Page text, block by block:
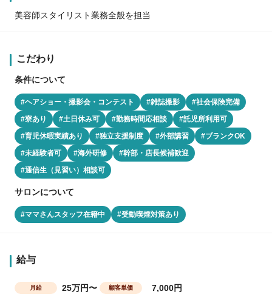
美容師スタイリスト業務全般を担当
こだわり
条件について
#ヘアショー・撮影会・コンテスト #雑誌撮影
#社会保険完備
#寮あり
#土日休み可 #勤務時間応相談
#託児所利用可
#育児休暇実績あり
#独立支援制度 #外部講習
#ブランクOK
#未経験者可
#海外研修
#幹部・店長候補歓迎
#通信生（見習い）相談可
サロンについて
#ママさんスタッフ在籍中 #受動喫煙対策あり
給与
月給 25万円〜 顧客単価 7,000円